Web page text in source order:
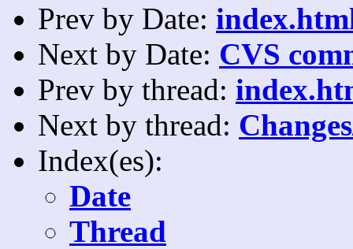
Prev by Date:
Next by Date: CVS
Prev by thread:
Next by thread:
Index(es):
Date
Thread